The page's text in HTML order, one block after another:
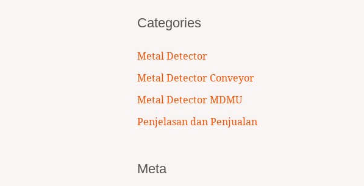
Categories
Metal Detector
Metal Detector Conveyor
Metal Detector MDMU
Penjelasan dan Penjualan
Meta